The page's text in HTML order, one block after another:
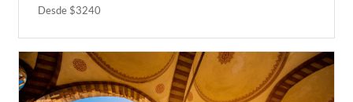
Desde $3240